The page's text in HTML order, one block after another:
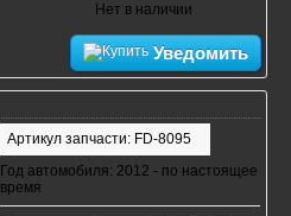
Нет в наличии
Уведомить
Артикул запчасти: FD-8095
Год автомобиля: 2012 - по настоящее
время